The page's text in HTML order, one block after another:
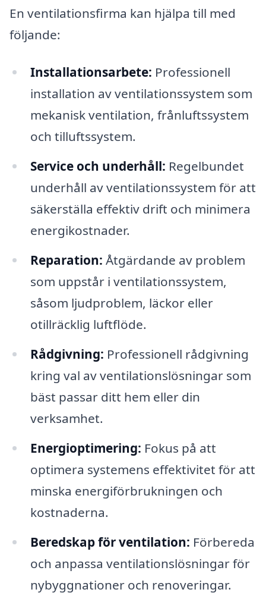
En ventilationsfirma kan hjälpa till med
följande:
Installationsarbete: Professionell
installation av ventilationssystem som
mekanisk ventilation, frånluftssystem
och tilluftssystem.
Service och underhåll: Regelbundet
underhåll av ventilationssystem för att
säkerställa effektiv drift och minimera
energikostnader.
Reparation: Åtgärdande av problem
som uppstår i ventilationssystem,
såsom ljudproblem, läckor eller
otillräcklig luftflöde.
Rådgivning: Professionell rådgivning
kring val av ventilationslösningar som
bäst passar ditt hem eller din
verksamhet.
Energioptimering: Fokus på att
optimera systemens effektivitet för att
minska energiförbrukningen och
kostnaderna.
Beredskap för ventilation: Förbereda
och anpassa ventilationslösningar för
nybyggnationer och renoveringar.